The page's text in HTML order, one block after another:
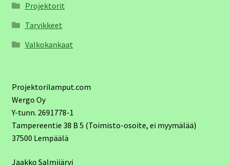
Projektorit
Tarvikkeet
Valkokankaat
Projektorilamput.com
Wergo Oy
Y-tunn. 2691778-1
Tampereentie 38 B 5 (Toimisto-osoite, ei myymälää)
37500 Lempäälä
Jaakko Salmijärvi